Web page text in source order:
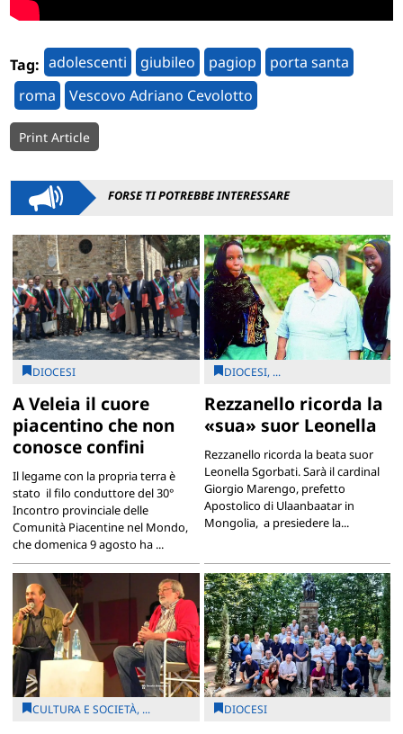
Tag: adolescenti giubileo pagiop
porta santa
roma
Vescovo Adriano Cevolotto
Print Article
FORSE TI POTREBBE INTERESSARE
DIOCESI
A Veleia il cuore
piacentino che non
conosce confini
Il legame con la propria terra è
stato il filo conduttore del 30°
Incontro provinciale delle
Comunità Piacentine nel Mondo,
che domenica 9 agosto ha ...
DIOCESI, ...
Rezzanello ricorda la
«sua» suor Leonella
Rezzanello ricorda la beata suor
Leonella Sgorbati. Sarà il cardinal
Giorgio Marengo, prefetto
Apostolico di Ulaanbaatar in
Mongolia, a presiedere la...
CULTURA E SOCIETÀ, ... DIOCESI